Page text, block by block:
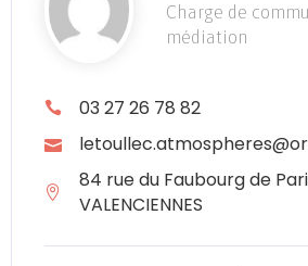
Charge de
médiation
03 27 26 78 82
84 rue du Faubourg de
VALENCIENNES